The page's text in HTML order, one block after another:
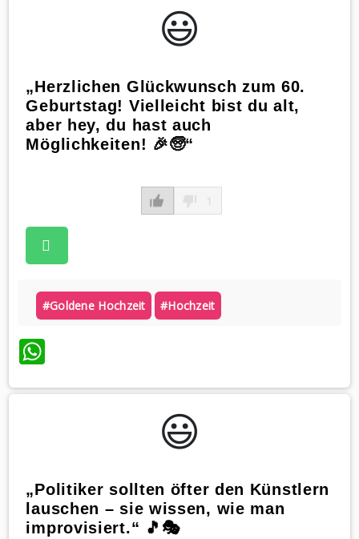
😃️
„Herzlichen Glückwunsch zum 60.
Geburtstag! Vielleicht bist du alt,
aber hey, du hast auch
Möglichkeiten! 🎉🧓“
#goldene Hochzeit #hochzeit
WhatsApp
😃️
„Politiker sollten öfter den Künstlern
lauschen – sie wissen, wie man
improvisiert.“ 🎵🎭